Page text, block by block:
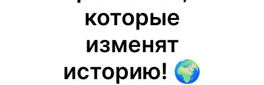
которые
изменят
историю! 🌍